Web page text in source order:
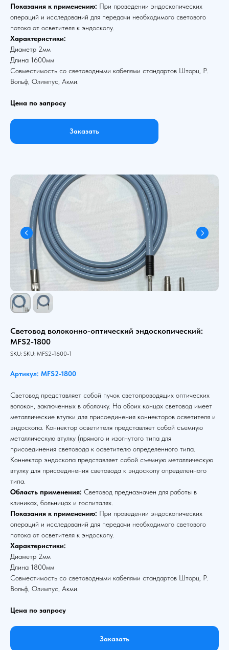
Показания к применению: При проведении эндоскопических
операций и исследований для передачи необходимого светового
потока от осветителя к эндоскопу.
Характеристики:
Диаметр 2мм
Длина 1600мм
Совместимость со световодными кабелями стандартов Шторц, Р.
Вольф, Олимпус, Акми.
Цена по запросу
Заказать
Световод волоконно-оптический эндоскопический:
MFS2-1800
SKU: SKU: MFS2-1600-1
Артикул: MFS2-1800
Световод представляет собой пучок светопроводящих оптических
волокон, заключенных в оболочку. На обоих концах световод имеет
металлические втулки для присоединения коннекторов осветителя и
эндоскопа. Коннектор осветителя представляет собой съемную
металлическую втулку (прямого и изогнутого типа для
присоединения световода к осветителю определенного типа.
Коннектор эндоскопа представляет собой съемную металлическую
втулку для присоединения световода к эндоскопу определенного
типа.
Область применения: Световод предназначен для работы в
клиниках, больницах и госпиталях.
Показания к применению: При проведении эндоскопических
операций и исследований для передачи необходимого светового
потока от осветителя к эндоскопу.
Характеристики:
Диаметр 2мм
Длина 1800мм
Совместимость со световодными кабелями стандартов Шторц, Р.
Вольф, Олимпус, Акми.
Цена по запросу
Заказать